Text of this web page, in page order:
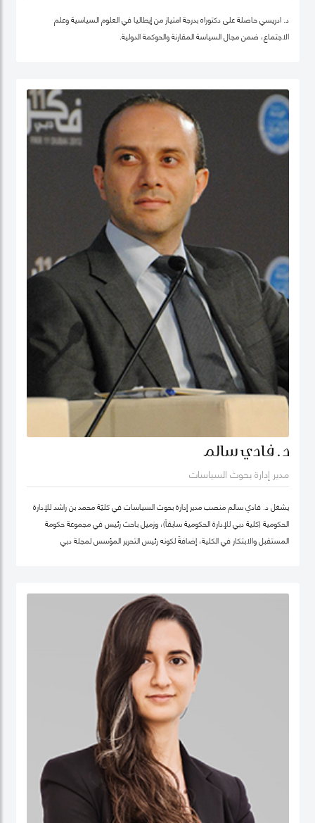
د. ادريسي حاصلة على دكتوراه بدرجة امتياز من إيطاليا في العلوم السياسية وعلم
الاجتماع، ضمن مجال السياسة المقارنة والحوكمة الدولية.
د. فادي سالم
مدير إدارة بحوث السياسات
يشغل د. فادي سالم منصب مدير إدارة بحوث السياسات في كليّة محمد بن راشد للإدارة
الحكومية (كلية دبي للإدارة الحكومية سابقاً)، وزميل باحث رئيس في مجموعة حكومة
المستقبل والابتكار في الكلية، إضافةً لكونه رئيس التحرير المؤسس لمجلة دبي
كليّة "لي كوان يو" للسياسة العامّة، جامعة سنغافورة الوطنية. حصل فادي على شهادة
الدكتوراه في السياسات العامة في تخصص الحوكمة الرقمية من جامعة أكسفورد العريقة
وشهادة الماجيستير في إدارة أنظمة المعلومات من كلية لندن للعلوم الاقتصادية
والسياسية، إضافة لشهادة البكالوريوس في هندسة الكمبيوتر من جامعة حلب. يعتبر د.
فادي سالم أحد أهم المفكرين والمتخصصين عالمياً في مجالات الحكومة الرقمية
ومستقبل العمل الحكومي وسياسات البيانات، حيث تشمل مجالات تخصّصه الحوكمة
الرقمية والسياسات التكنولوجية وإدارة منظومة البيانات الحكومية وحوكمة الذكاء
الاصطناعي، حيث يعتبر على مدى العقدين السابقين أحد أهم الباحثين تأثيراً في هذه
المجالات عالمياً، وقد اختير كواحد من أهم 100 شخصية مؤثرة في مجال الحكومة الرقمية
عالمياً (Apolitical). وهو عضو في عديد من مجالس الإدارة والأمناء في هذه المجالات مثل
المجلس الاستشاري لأخلاقيات الذكاء الاصطناعي لـهيئة دبي الرقمية وعضو مجموعة
عمل خبراء حوكمة آثار الذكاء الاصطناعي التابع لمنظمة ISO، وعضو المجلس العالمي
لأهداف التنمية المستدامة التابع للقمة العالمية للحكومات، وعضو مجلس أمناء جمعية
الحكومة الرقمية، الجمعية الرائدة عالمياً في مجال البحث العلمي في مجالات الحوكمة